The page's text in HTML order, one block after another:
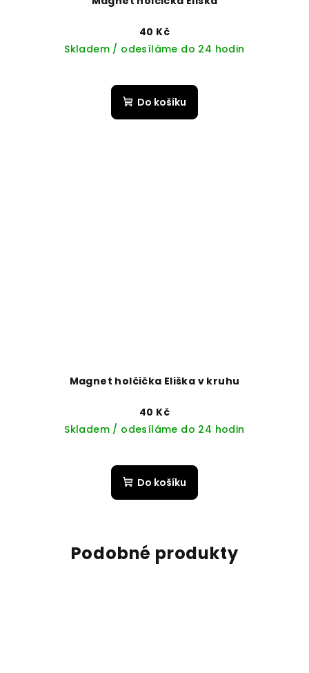
40 Kč
Skladem / odesíláme do 24 hodin
Do košíku
Magnet holčička Eliška v kruhu
40 Kč
Skladem / odesíláme do 24 hodin
Do košíku
Podobné produkty